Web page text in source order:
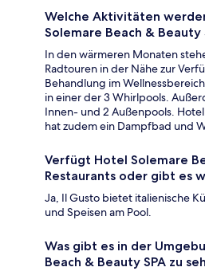
Welche Aktivitäten
Solemare Beach & Beauty
In den wärmeren Monaten
Radtouren in der Nähe zur
Behandlung im
in einer der 3 Whirlpools.
Innen- und 2 Außenpools.
hat zudem ein Dampfbad und
Verfügt Hotel Solemare
Restaurants oder gibt es
Ja, Il Gusto bietet italienische
und Speisen am Pool.
Was gibt es in der
Beach & Beauty SPA zu